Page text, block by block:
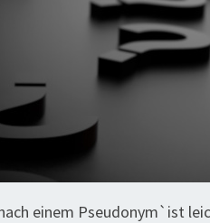
einem Pseudonym`ist